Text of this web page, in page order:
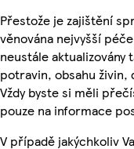
Přestože je zajištění
věnována nejvyšší
neustále aktualizovány
potravin, obsahu
Vždy byste si měli
pouze na informace
V případě jakýchkoliv